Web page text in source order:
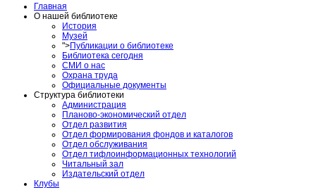
Главная
О нашей библиотеке
История
Музей
">Публикации о библиотеке
Библиотека сегодня
СМИ о нас
Охрана труда
Официальные документы
Структура библиотеки
Администрация
Планово-экономический отдел
Отдел развития
Отдел формирования фондов и каталогов
Отдел обслуживания
Отдел тифлоинформационных технологий
Читальный зал
Издательский отдел
Клубы